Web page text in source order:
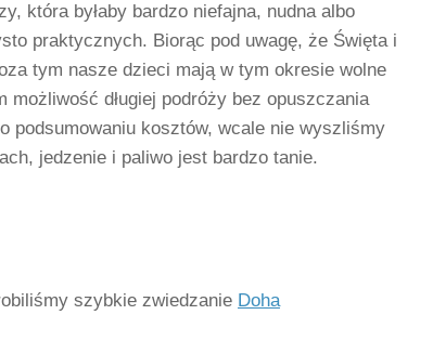
która byłaby bardzo niefajna, nudna albo
praktycznych. Biorąc pod uwagę, że Święta i
tym nasze dzieci mają w tym okresie wolne
długiej podróży bez opuszczania
podsumowaniu kosztów, wcale nie wyszliśmy
jedzenie i paliwo jest bardzo tanie.
szybkie zwiedzanie Doha